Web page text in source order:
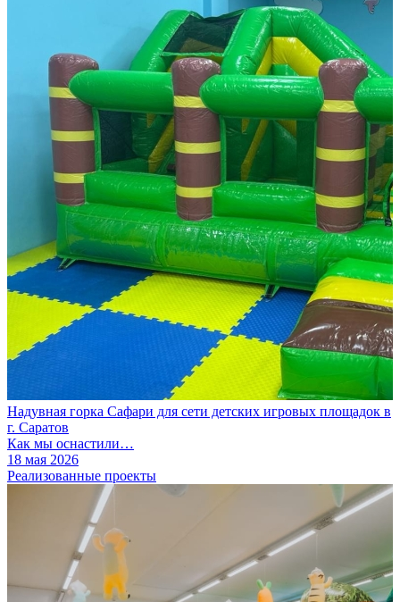
Надувная горка Сафари для сети детских игровых площадок в
г. Саратов
Как мы оснастили…
18 мая 2026
Реализованные проекты